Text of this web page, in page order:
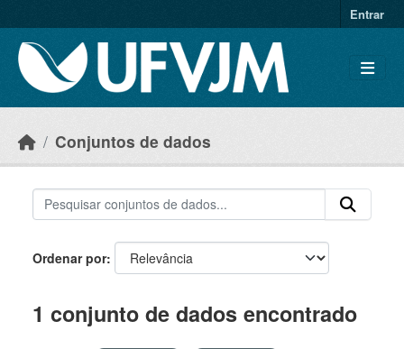
Entrar
Conjuntos de dados
Ordenar por
1 conjunto de dados encontrado